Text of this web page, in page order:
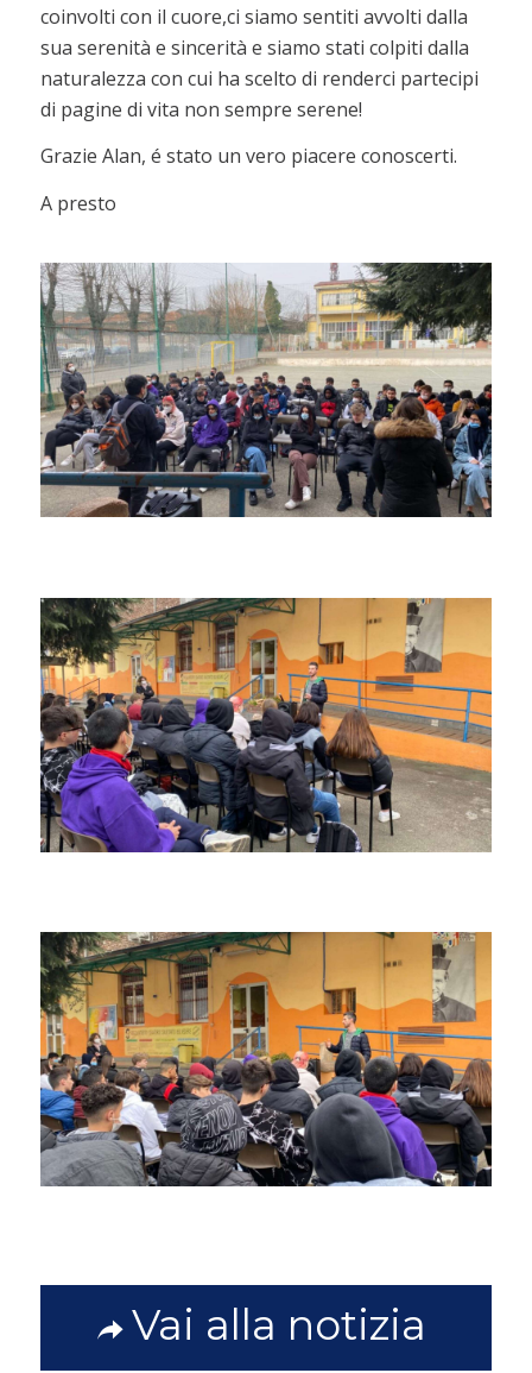
coinvolti con il cuore,ci siamo sentiti avvolti dalla
sua serenità e sincerità e siamo stati colpiti dalla
naturalezza con cui ha scelto di renderci partecipi
di pagine di vita non sempre serene!
Grazie Alan, é stato un vero piacere conoscerti.
A presto
Vai alla notizia